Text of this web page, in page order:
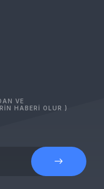
VE
HABERİ OLUR )